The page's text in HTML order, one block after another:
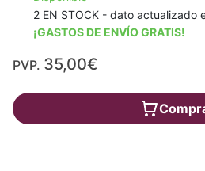
2 EN STOCK - dato actualizado
¡GASTOS DE ENVÍO GRATIS!
PVP. 35,00€